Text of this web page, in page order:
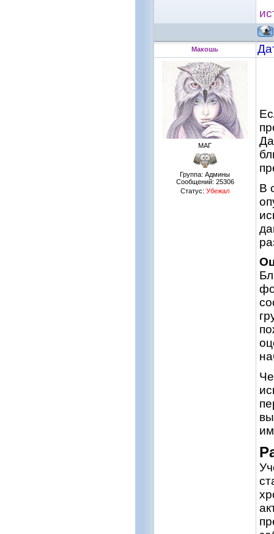
Макошь
МАГ
Группа: Админы
Сообщений: 25306
Статус: Убежал
В